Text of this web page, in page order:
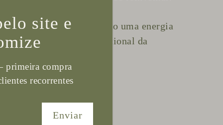
pensar em uma embalagem caso seja presente,
isso é tomado em conta e você receberá sua peça
da folha traz consigo uma energia
o bem-estar emocional da
site e
compra
recorrentes
Enviar